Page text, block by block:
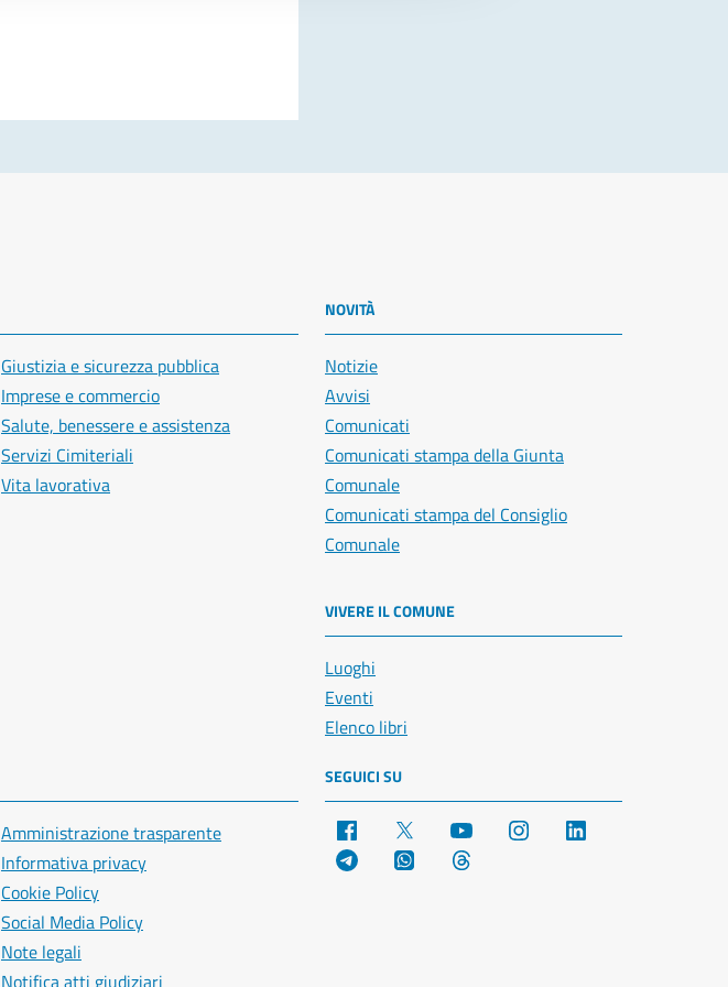
Giustizia e sicurezza pubblica
Imprese e commercio
Salute, benessere e assistenza
Servizi Cimiteriali
Vita lavorativa
NOVITÀ
Notizie
Avvisi
Comunicati
Comunicati stampa della Giunta
Comunale
Comunicati stampa del Consiglio
Comunale
VIVERE IL COMUNE
Luoghi
Eventi
Elenco libri
Amministrazione trasparente
Informativa privacy
Cookie Policy
Social Media Policy
Note legali
SEGUICI SU
Facebook YouTube Instagram
Telegram WhatsApp